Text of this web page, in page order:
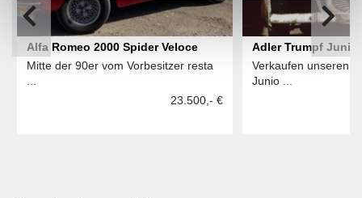
Alfa Romeo 2000 Spider Veloce
Mitte der 90er vom Vorbesitzer resta
23.500,- €
Adler Trumpf Junior
Verkaufen unseren
Junio ...